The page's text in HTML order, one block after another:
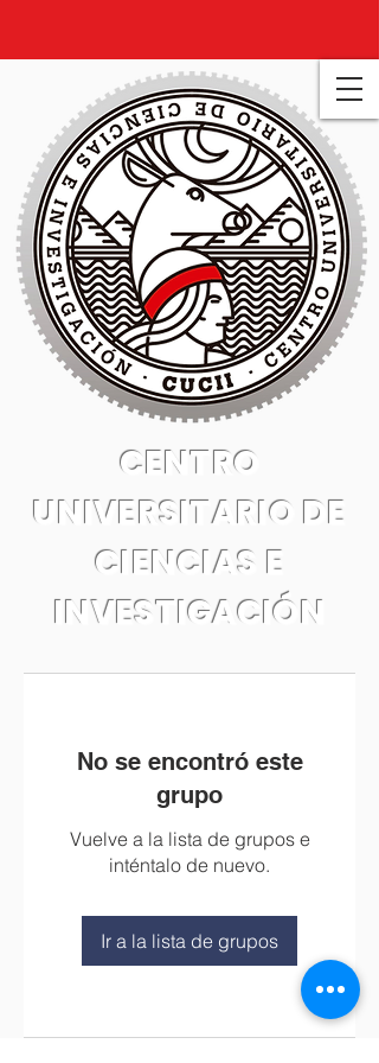
CENTRO
UNIVERSITARIO DE
CIENCIAS E
INVESTIGACIÓN
No se encontró este
grupo
Vuelve a la lista de grupos e
inténtalo de nuevo.
Ir a la lista de grupos